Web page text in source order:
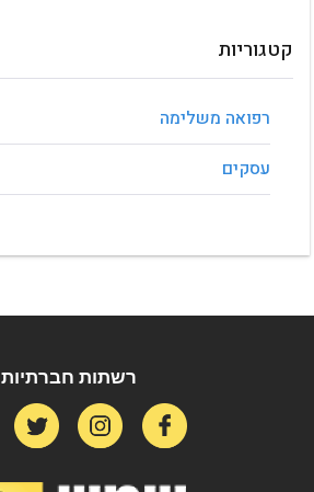
שפות שירות
הורדות
קטגוריות
רפואה משלימה
עסקים
רשתות חברתיות